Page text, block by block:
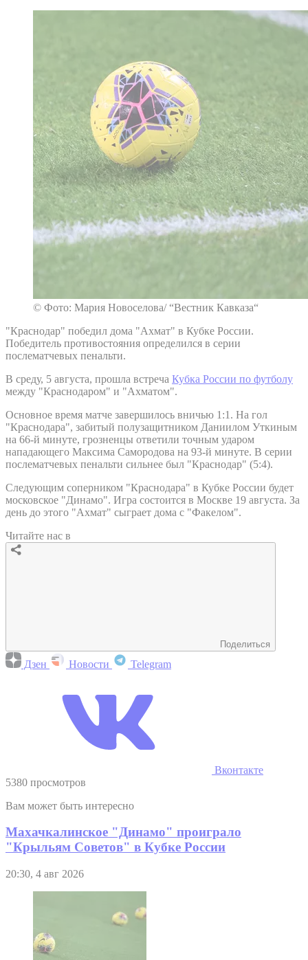
© Фото: Мария Новоселова/ “Вестник Кавказа“
"Краснодар" победил дома "Ахмат" в Кубке России.
Победитель противостояния определился в серии
послематчевых пенальти.
В среду, 5 августа, прошла встреча Кубка России по футболу
между "Краснодаром" и "Ахматом".
Основное время матче завершилось вничью 1:1. На гол
"Краснодара", забитый полузащитником Даниилом Уткиным
на 66-й минуте, грозненцы ответили точным ударом
нападающего Максима Самородова на 93-й минуте. В серии
послематчевых пенальти сильнее был "Краснодар" (5:4).
Следующим соперником "Краснодара" в Кубке России будет
московское "Динамо". Игра состоится в Москве 19 августа. За
день до этого "Ахмат" сыграет дома с "Факелом".
Читайте нас в
Поделиться
Дзен Новости Telegram
Вконтакте
5380 просмотров
Вам может быть интересно
Махачкалинское "Динамо" проиграло
"Крыльям Советов" в Кубке России
20:30, 4 авг 2026